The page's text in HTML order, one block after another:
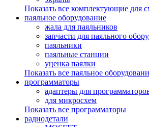
Показать все комплектующие для
паяльное оборудование
жала для паяльников
запчасти для паяльного
паяльники
паяльные станции
уценка паялки
Показать все паяльное
программаторы
адаптеры для
для микросхем
Показать все программаторы
радиодетали